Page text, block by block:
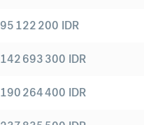
95 122 200 IDR
142 693 300 IDR
190 264 400 IDR